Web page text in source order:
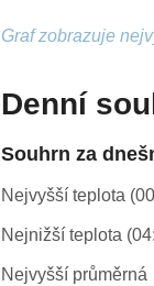
Graf zobrazuje
Denní
Souhrn za
Nejvyšší teplota
Nejnižší teplota
Nejvyšší průměrná